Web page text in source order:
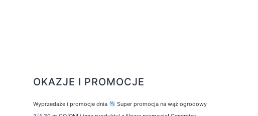
OKAZJE I PROMOCJE
Wyprzedaże i promocje dnia
Super promocja na wąż ogrodowy